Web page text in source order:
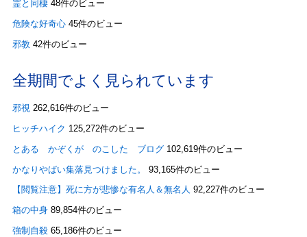
霊と同棲 48件のビュー
危険な好奇心 45件のビュー
邪教 42件のビュー
全期間でよく見られています
邪視 262,616件のビュー
ヒッチハイク 125,272件のビュー
とある かぞくが のこした ブログ 102,619件のビュー
かなりやばい集落見つけました。
93,165件のビュー
【閲覧注意】死に方が悲惨な有名人＆無名人 92,227件のビュー
箱の中身 89,854件のビュー
強制自殺 65,186件のビュー